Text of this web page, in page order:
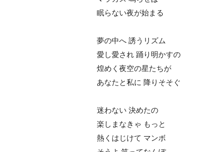
眠らない夜が始まる
夢の中へ 誘うリズム
愛し愛され 踊り明かすの
煌めく夜空の星たちが
あなたと私に 降りそそぐ
迷わない 決めたの
楽しまなきゃ もっと
熱くはじけて マンボ